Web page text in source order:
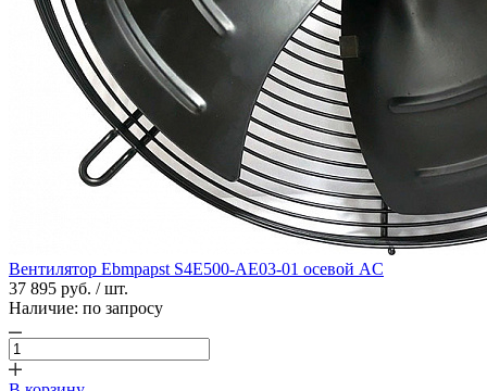
Вентилятор Ebmpapst S4E500-AE03-01 осевой AC
37 895 руб. / шт.
Наличие: по запросу